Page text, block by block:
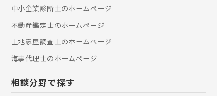
中小企業診断士のホームぺージ
不動産鑑定士のホームぺージ
土地家屋調査士のホームぺージ
海事代理士のホームぺージ
相談分野で探す